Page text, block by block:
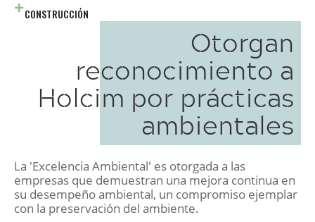
CONSTRUCCIÓN
Otorgan
reconocimiento a
Holcim por prácticas
ambientales
La 'Excelencia Ambiental' es otorgada a las
empresas que demuestran una mejora continua en
su desempeño ambiental, un compromiso ejemplar
con la preservación del ambiente.